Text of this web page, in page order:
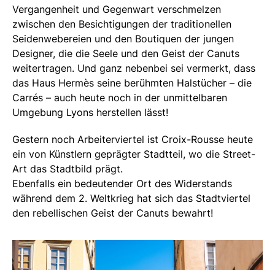
Vergangenheit und Gegenwart verschmelzen
zwischen den Besichtigungen der traditionellen
Seidenwebereien und den Boutiquen der jungen
Designer, die die Seele und den Geist der Canuts
weitertragen. Und ganz nebenbei sei vermerkt, dass
das Haus Hermès seine berühmten Halstücher – die
Carrés – auch heute noch in der unmittelbaren
Umgebung Lyons herstellen lässt!
Gestern noch Arbeiterviertel ist Croix-Rousse heute
ein von Künstlern geprägter Stadtteil, wo die Street-
Art das Stadtbild prägt.
Ebenfalls ein bedeutender Ort des Widerstands
während dem 2. Weltkrieg hat sich das Stadtviertel
den rebellischen Geist der Canuts bewahrt!